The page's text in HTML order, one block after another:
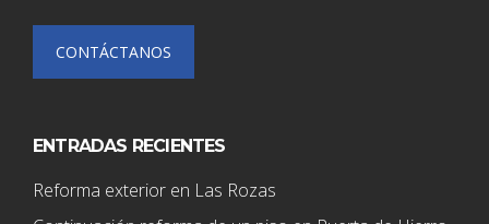
CONTÁCTANOS
ENTRADAS RECIENTES
Reforma exterior en Las Rozas